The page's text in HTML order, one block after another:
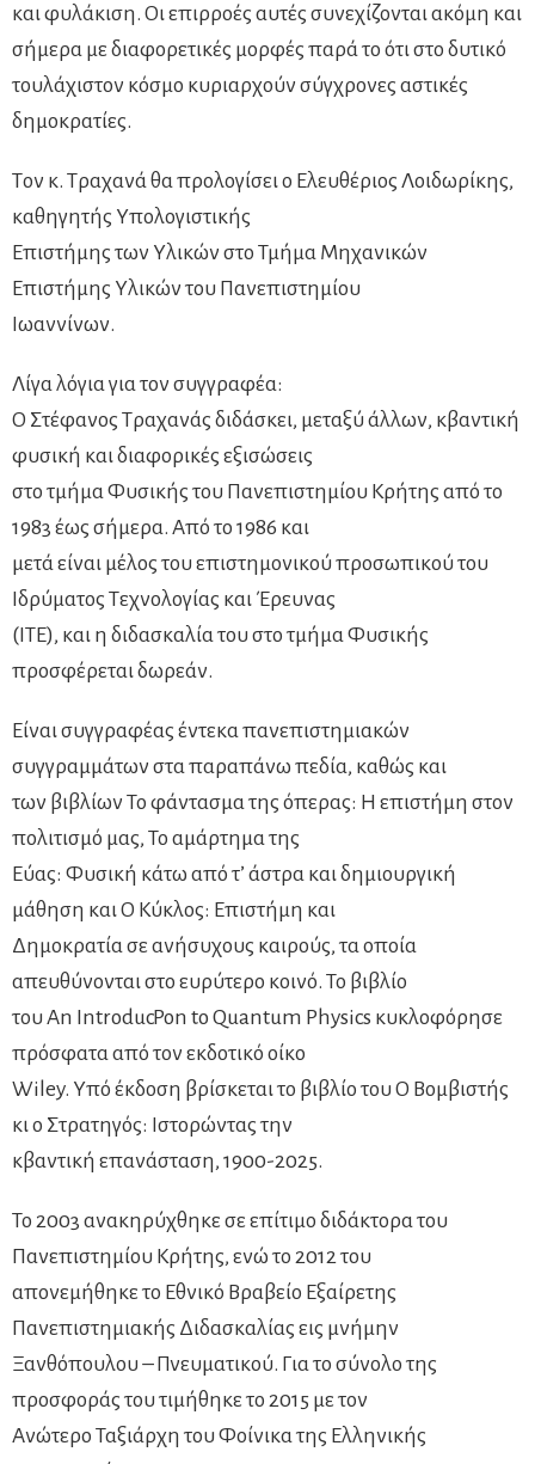
και φυλάκιση. Οι επιρροές αυτές συνεχίζονται ακόμη και
σήμερα με διαφορετικές μορφές παρά το ότι στο δυτικό
τουλάχιστον κόσμο κυριαρχούν σύγχρονες αστικές
δημοκρατίες.
Tον κ. Τραχανά θα προλογίσει ο Ελευθέριος Λοιδωρίκης,
καθηγητής Υπολογιστικής
Επιστήμης των Υλικών στο Τμήμα Μηχανικών
Επιστήμης Υλικών του Πανεπιστημίου
Ιωαννίνων.
Λίγα λόγια για τον συγγραφέα:
Ο Στέφανος Τραχανάς διδάσκει, μεταξύ άλλων, κβαντική
φυσική και διαφορικές εξισώσεις
στο τμήμα Φυσικής του Πανεπιστημίου Κρήτης από το
1983 έως σήμερα. Από το 1986 και
µετά είναι µέλος του επιστημονικού προσωπικού του
Ιδρύματος Τεχνολογίας και Έρευνας
(ΙΤΕ), και η διδασκαλία του στο τμήμα Φυσικής
προσφέρεται δωρεάν.
Είναι συγγραφέας έντεκα πανεπιστημιακών
συγγραµµάτων στα παραπάνω πεδία, καθώς και
των βιβλίων Το φάντασµα της όπερας: Η επιστήµη στον
πολιτισµό µας, Το αµάρτηµα της
Εύας: Φυσική κάτω από τ’ άστρα και δηµιουργική
µάθηση και Ο Κύκλος: Επιστήμη και
Δημοκρατία σε ανήσυχους καιρούς, τα οποία
απευθύνονται στο ευρύτερο κοινό. Το βιβλίο
του An IntroducPon to Quantum Physics κυκλοφόρησε
πρόσφατα από τον εκδοτικό οίκο
Wiley. Υπό έκδοση βρίσκεται το βιβλίο του Ο Βομβιστής
κι ο Στρατηγός: Ιστορώντας την
κβαντική επανάσταση, 1900-2025.
Το 2003 ανακηρύχθηκε σε επίτιμο διδάκτορα του
Πανεπιστημίου Κρήτης, ενώ το 2012 του
απονεμήθηκε το Εθνικό Βραβείο Εξαίρετης
Πανεπιστημιακής Διδασκαλίας εις µνήµην
Ξανθόπουλου – Πνευµατικού. Για το σύνολο της
προσφοράς του τιµήθηκε το 2015 µε τον
Ανώτερο Ταξιάρχη του Φοίνικα της Ελληνικής